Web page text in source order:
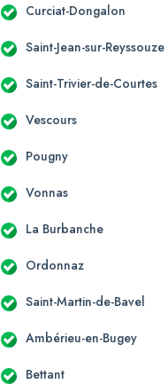
Curciat-Dongalon
Saint-Jean-sur-Reyssouze
Saint-Trivier-de-Courtes
Vescours
Pougny
Vonnas
La Burbanche
Ordonnaz
Saint-Martin-de-Bavel
Ambérieu-en-Bugey
Bettant